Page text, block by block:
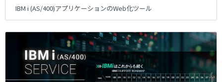
IBM i (AS/400)アプリケーションのWeb化ツール